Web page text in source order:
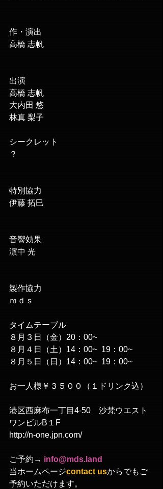
作・演出
高橋 志帆
出演
高橋 志帆
大内田 悠
林真 梨子
シークレット
？
特別協力
伊藤 拓巳
音響効果
濵中 光
製作協力
ｍｄｓ
タイムテーブル
８月３日（金）20：00~
８月４日（土）14：00~  19：00~
８月５日（日）14：00~  19：00~
お一人様￥３５００（１ドリンク込）
港区西麻布一丁目4-50　沙梵ウエスト
ワンビルB１F
http://n-one.jpn.com/
ご予約→ info@mds.land
当ホームページcontact usからでもご
予約いただけます。